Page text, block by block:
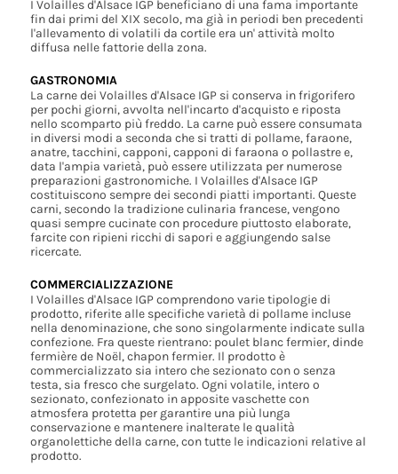
I Volailles d'Alsace IGP beneficiano di una fama importante
fin dai primi del XIX secolo, ma già in periodi ben precedenti
l'allevamento di volatili da cortile era un' attività molto
diffusa nelle fattorie della zona.
GASTRONOMIA
La carne dei Volailles d'Alsace IGP si conserva in frigorifero
per pochi giorni, avvolta nell'incarto d'acquisto e riposta
nello scomparto più freddo. La carne può essere consumata
in diversi modi a seconda che si tratti di pollame, faraone,
anatre, tacchini, capponi, capponi di faraona o pollastre e,
data l'ampia varietà, può essere utilizzata per numerose
preparazioni gastronomiche. I Volailles d'Alsace IGP
costituiscono sempre dei secondi piatti importanti. Queste
carni, secondo la tradizione culinaria francese, vengono
quasi sempre cucinate con procedure piuttosto elaborate,
farcite con ripieni ricchi di sapori e aggiungendo salse
ricercate.
COMMERCIALIZZAZIONE
I Volailles d'Alsace IGP comprendono varie tipologie di
prodotto, riferite alle specifiche varietà di pollame incluse
nella denominazione, che sono singolarmente indicate sulla
confezione. Fra queste rientrano: poulet blanc fermier, dinde
fermière de Noël, chapon fermier. Il prodotto è
commercializzato sia intero che sezionato con o senza
testa, sia fresco che surgelato. Ogni volatile, intero o
sezionato, confezionato in apposite vaschette con
atmosfera protetta per garantire una più lunga
conservazione e mantenere inalterate le qualità
organolettiche della carne, con tutte le indicazioni relative al
prodotto.